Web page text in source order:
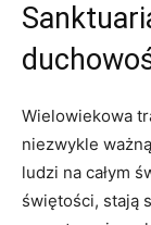
Wielowiekowa
niezwykle
ludzi na całym
świętości, stają